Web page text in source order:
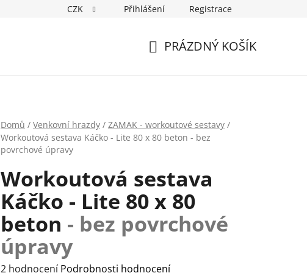
CZK Přihlášení Registrace
PRÁZDNÝ KOŠÍK
Domů / Venkovní hrazdy / ZAMAK - workoutové sestavy /
Workoutová sestava Káčko - Lite 80 x 80 beton - bez
povrchové úpravy
Workoutová sestava
Káčko - Lite 80 x 80
beton - bez povrchové
úpravy
Průměrné
2 hodnocení Podrobnosti hodnocení